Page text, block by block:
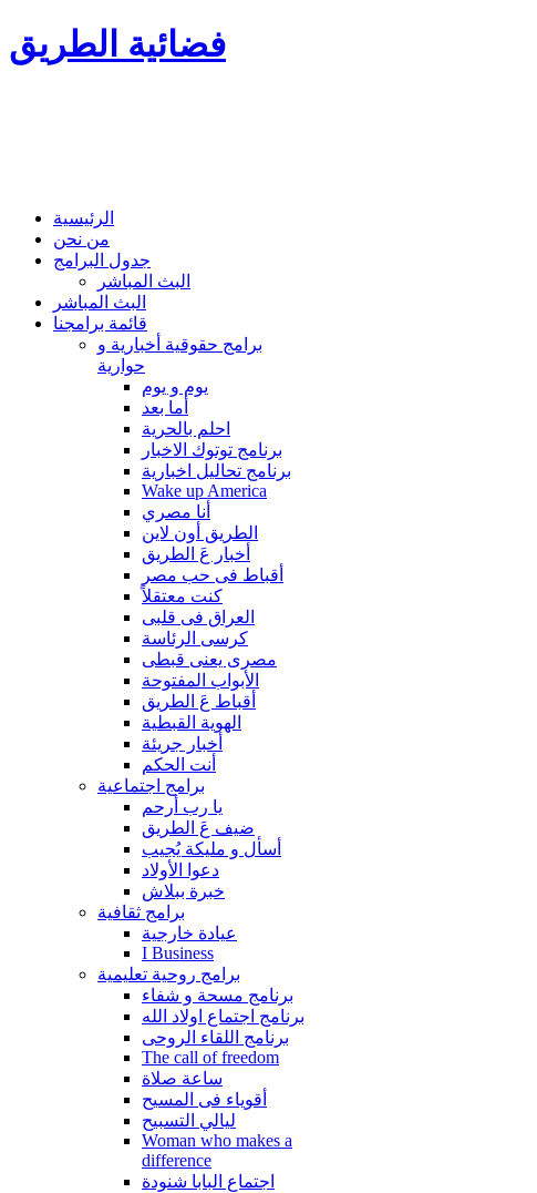
فضائية الطريق
الرئيسية
من نحن
جدول البرامج
البث المباشر
البث المباشر
قائمة برامجنا
برامج حقوقية أخبارية و
حوارية
يوم و يوم
أما بعد
احلم بالحرية
برنامج توتوك الاخبار
برنامج تحاليل اخبارية
Wake up America
أنا مصري
الطريق أون لاين
أخبار عَ الطريق
أقباط فى حب مصر
كنت معتقلاً
العراق فى قلبى
كرسى الرئاسة
مصرى يعنى قبطى
الأبواب المفتوحة
أقباط عَ الطريق
الهوية القبطية
أخبار جريئة
أنت الحكم
برامج اجتماعية
يا رب أرحم
ضيف عَ الطريق
أسأل و مليكة يُجيب
دعوا الأولاد
خبرة ببلاش
برامج ثقافية
عيادة خارجية
I Business
برامج روحية تعليمية
برنامج مسحة و شفاء
برنامج اجتماع اولاد الله
برنامج اللقاء الروحى
The call of freedom
ساعة صلاة
أقوياء فى المسيح
ليالي التسبيح
Woman who makes a
difference
اجتماع البابا شنودة